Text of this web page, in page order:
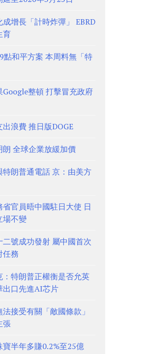
成增長「計時炸彈」 EBRD
育
點和平方案 本周料無「特
Google整頓 打擊冒充政府
浪費 推日版DOGE
朗 全球企業放緩加價
特朗普通電話 京：由美方
省官員晤中國駐日大使 日
場不變
二號成功發射 屬中國首次
任務
：特朗普正權衡是否允英
出口先進AI芯片
法接受有關「敵國條款」
張
寶半年多賺0.2%至25億